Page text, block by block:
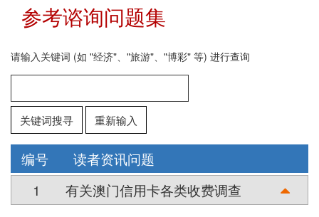
参考谘询问题集
请输入关键词 (如 "经济"、"旅游"、"博彩" 等) 进行查询
关键词搜寻 重新输入
编号
读者资讯问题
1
有关澳门信用卡各类收费调查